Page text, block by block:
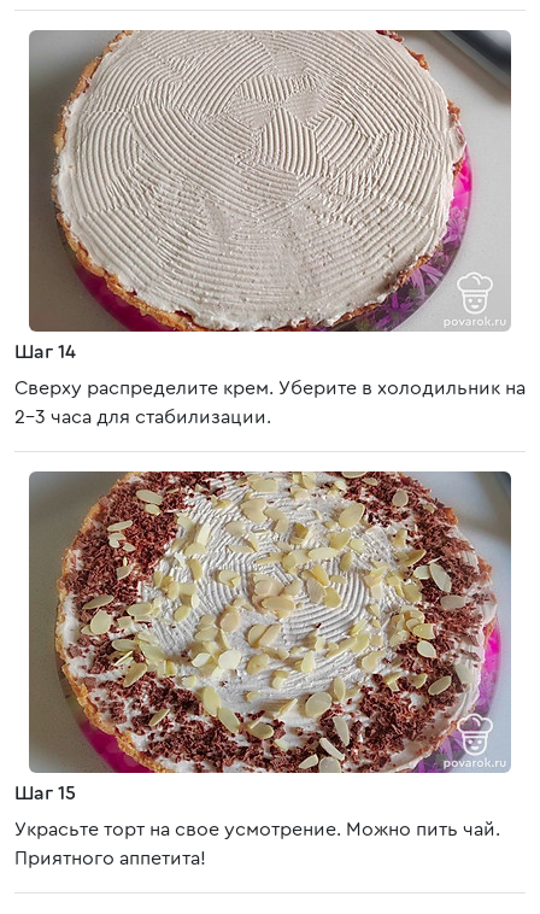
Шаг 14
Сверху распределите крем. Уберите в холодильник на
2-3 часа для стабилизации.
Шаг 15
Украсьте торт на свое усмотрение. Можно пить чай.
Приятного аппетита!